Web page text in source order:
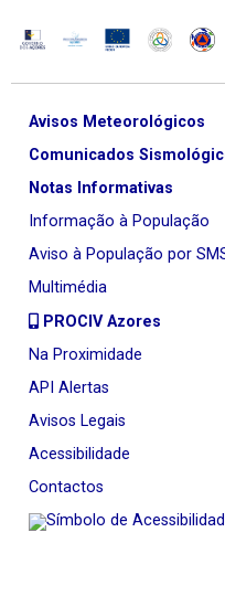
Avisos Meteorológicos
Comunicados
Notas Informativas
Informação à População
Aviso à População por
Multimédia
PROCIV Azores
Na Proximidade
API Alertas
Avisos Legais
Acessibilidade
Contactos